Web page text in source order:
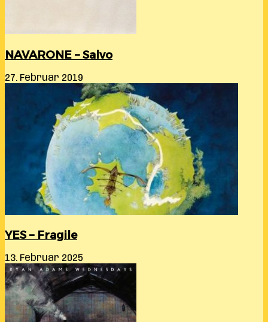
NAVARONE – Salvo
27. Februar 2019
YES – Fragile
13. Februar 2025